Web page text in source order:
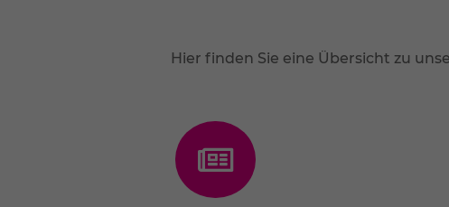
Hier finden Sie eine Übersicht zu
